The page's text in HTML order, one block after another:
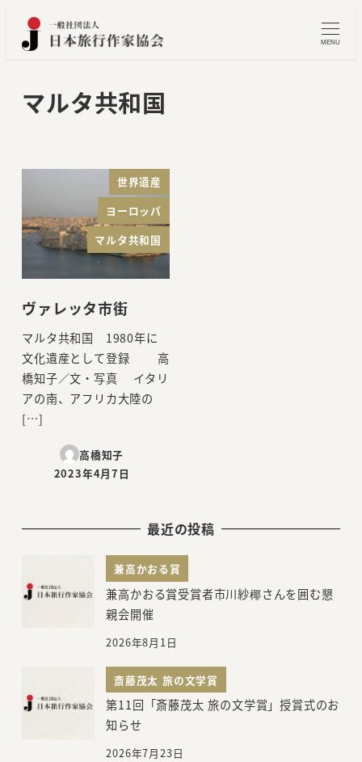
MENU
マルタ共和国
世界遺産
ヨーロッパ
マルタ共和国
ヴァレッタ市街
マルタ共和国 1980年に
文化遺産として登録 高
橋知子／文・写真 イタリ
アの南、アフリカ大陸の
[…]
高橋知子
投稿日
2023年4月7日
最近の投稿
兼高かおる賞
兼高かおる賞受賞者市川紗椰さんを囲む懇
親会開催
2026年8月1日
斎藤茂太 旅の文学賞
第11回「斎藤茂太 旅の文学賞」授賞式のお
知らせ
2026年7月23日